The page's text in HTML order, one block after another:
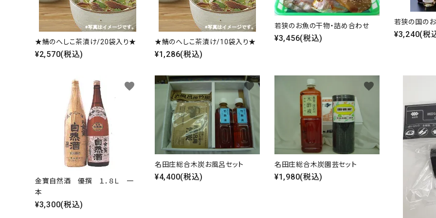
★鯖のへしこ茶漬け/20袋入り★
¥2,570(税込)
★鯖のへしこ茶漬け/10袋入り★
¥1,286(税込)
若狭のお魚の干物・詰め合わせ
¥3,456(税込)
若狭の国の
¥3,240(税
金寶自然酒 優撰 １．８Ｌ 一
本
¥3,300(税込)
favorite
名田庄総合木炭お風呂セット
¥4,400(税込)
favorite
名田庄総合木炭園芸セット
¥1,980(税込)
favorite